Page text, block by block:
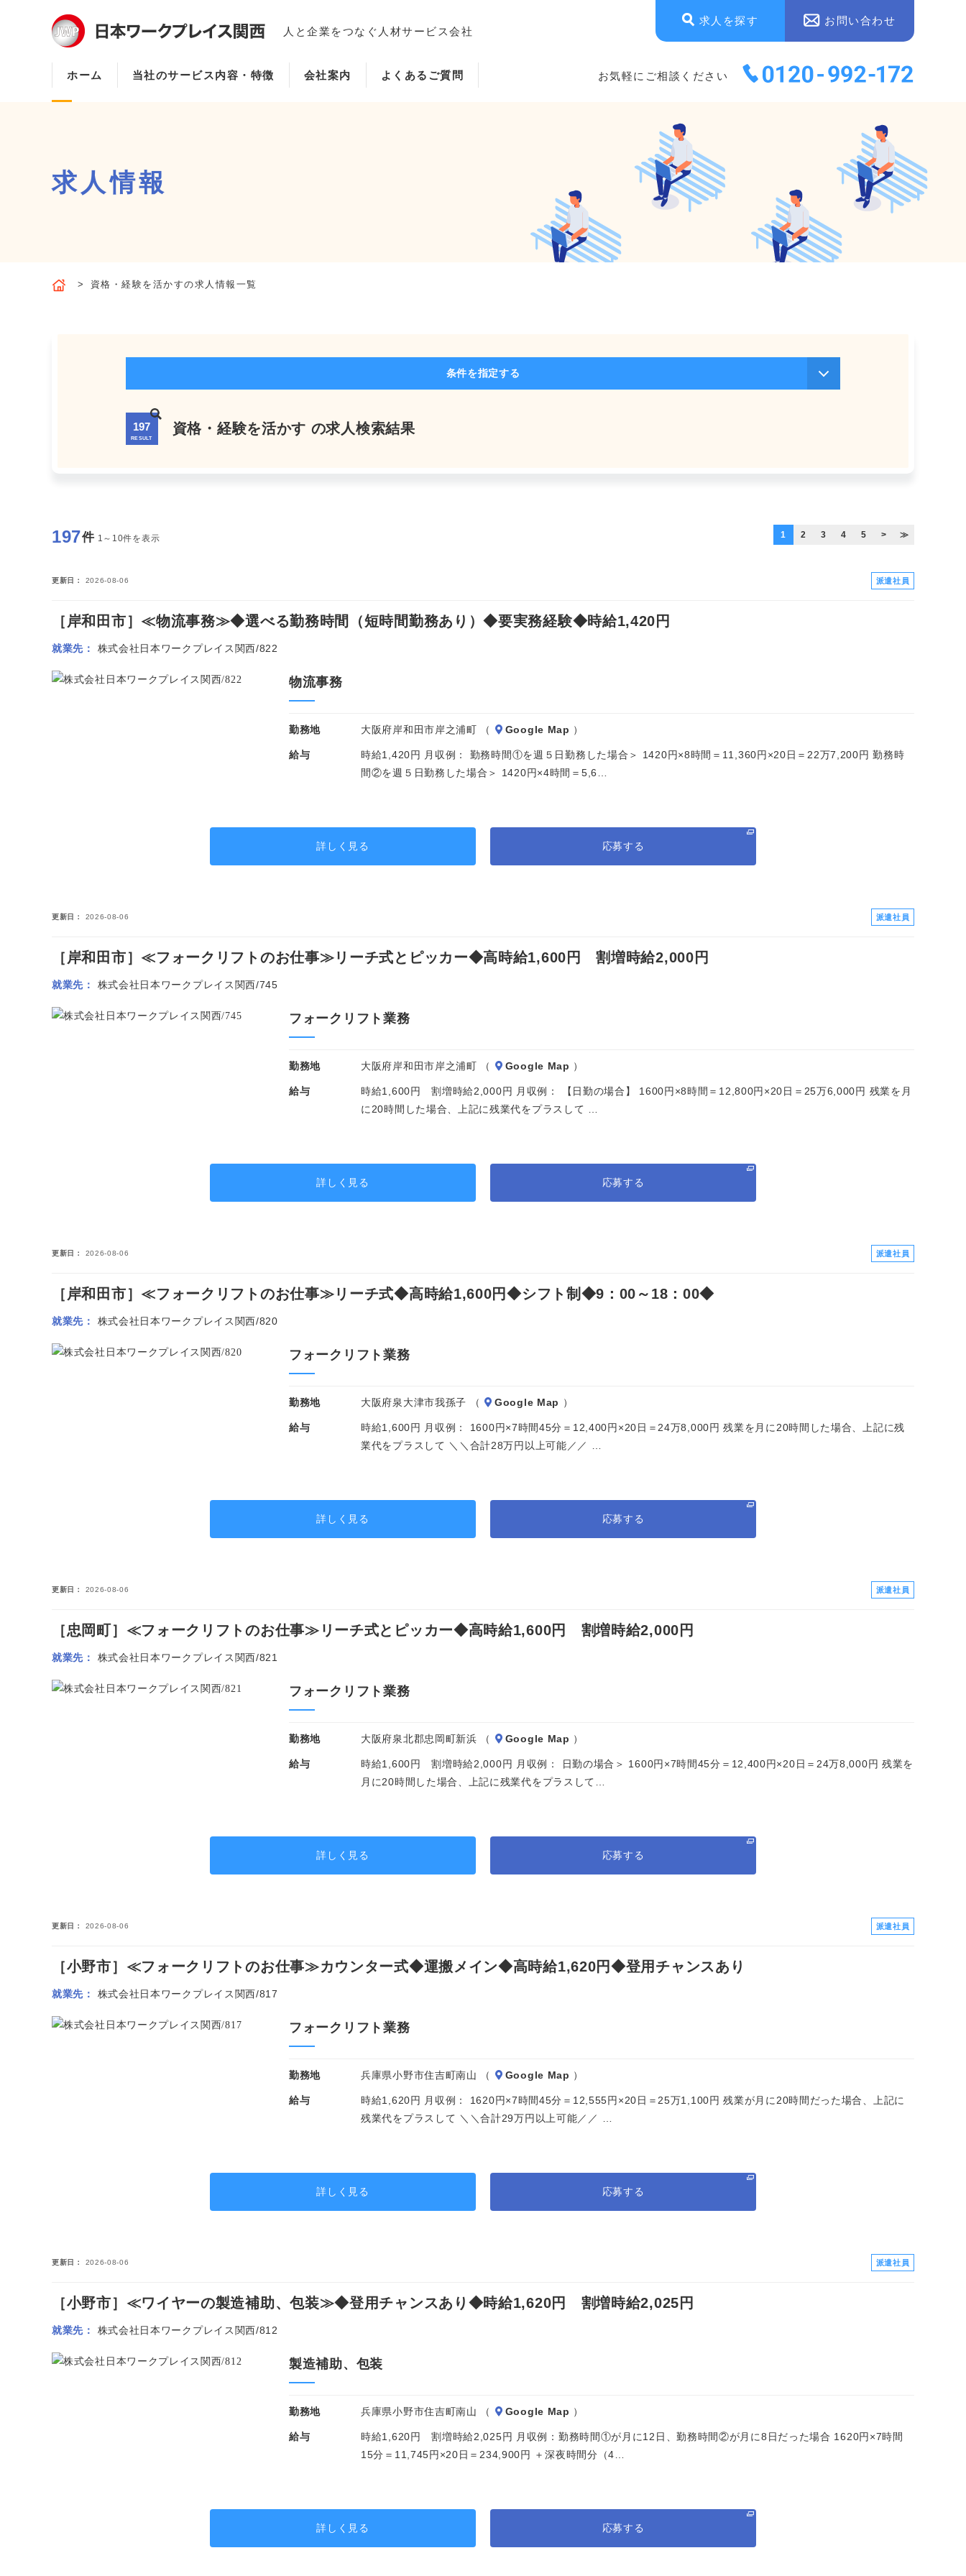
人と企業をつなぐ人材サービス会社
求人を探す お問い合わせ
ホーム 当社のサービス内容・特徴 会社案内 よくあるご質問 お気軽にご相談ください
当社のサービス内容・特徴
よくあるご質問
求人情報
資格・経験を活かすの求人情報一覧
条件を指定する
197
RESULT
資格・経験を活かす の求人検索結果
197件 1～10件を表示 1 2 3 4 5 > ≫
更新日 2026-08-06 派遣社員
［岸和田市］≪物流事務≫◆選べる勤務時間（短時間勤務あり）◆要実務経験◆時給1,420円
就業先 株式会社日本ワークプレイス関西/822
物流事務
勤務地 大阪府岸和田市岸之浦町 （ Google Map ）
給与
時給1,420円 月収例： 勤務時間①を週５日勤務した場合＞ 1420円×8時間＝11,360円×20日＝22万7,200円 勤務時
間②を週５日勤務した場合＞ 1420円×4時間＝5,6…
詳しく見る 応募する
更新日 2026-08-06 派遣社員
［岸和田市］≪フォークリフトのお仕事≫リーチ式とピッカー◆高時給1,600円 割増時給2,000円
就業先 株式会社日本ワークプレイス関西/745
フォークリフト業務
勤務地 大阪府岸和田市岸之浦町 （ Google Map ）
給与
時給1,600円 割増時給2,000円 月収例： 【日勤の場合】 1600円×8時間＝12,800円×20日＝25万6,000円 残業を月
に20時間した場合、上記に残業代をプラスして …
詳しく見る 応募する
更新日 2026-08-06 派遣社員
［岸和田市］≪フォークリフトのお仕事≫リーチ式◆高時給1,600円◆シフト制◆9：00～18：00◆
就業先 株式会社日本ワークプレイス関西/820
フォークリフト業務
勤務地 大阪府泉大津市我孫子 （ Google Map ）
給与
時給1,600円 月収例： 1600円×7時間45分＝12,400円×20日＝24万8,000円 残業を月に20時間した場合、上記に残
業代をプラスして ＼＼合計28万円以上可能／／ …
詳しく見る 応募する
更新日 2026-08-06 派遣社員
［忠岡町］≪フォークリフトのお仕事≫リーチ式とピッカー◆高時給1,600円 割増時給2,000円
就業先 株式会社日本ワークプレイス関西/821
フォークリフト業務
勤務地 大阪府泉北郡忠岡町新浜 （ Google Map ）
給与
時給1,600円 割増時給2,000円 月収例： 日勤の場合＞ 1600円×7時間45分＝12,400円×20日＝24万8,000円 残業を
月に20時間した場合、上記に残業代をプラスして…
詳しく見る 応募する
更新日 2026-08-06 派遣社員
［小野市］≪フォークリフトのお仕事≫カウンター式◆運搬メイン◆高時給1,620円◆登用チャンスあり
就業先 株式会社日本ワークプレイス関西/817
フォークリフト業務
勤務地 兵庫県小野市住吉町南山 （ Google Map ）
給与
時給1,620円 月収例： 1620円×7時間45分＝12,555円×20日＝25万1,100円 残業が月に20時間だった場合、上記に
残業代をプラスして ＼＼合計29万円以上可能／／ …
詳しく見る 応募する
更新日 2026-08-06 派遣社員
［小野市］≪ワイヤーの製造補助、包装≫◆登用チャンスあり◆時給1,620円 割増時給2,025円
就業先 株式会社日本ワークプレイス関西/812
製造補助、包装
勤務地 兵庫県小野市住吉町南山 （ Google Map ）
給与
時給1,620円 割増時給2,025円 月収例：勤務時間①が月に12日、勤務時間②が月に8日だった場合 1620円×7時間
15分＝11,745円×20日＝234,900円 ＋深夜時間分（4…
詳しく見る 応募する